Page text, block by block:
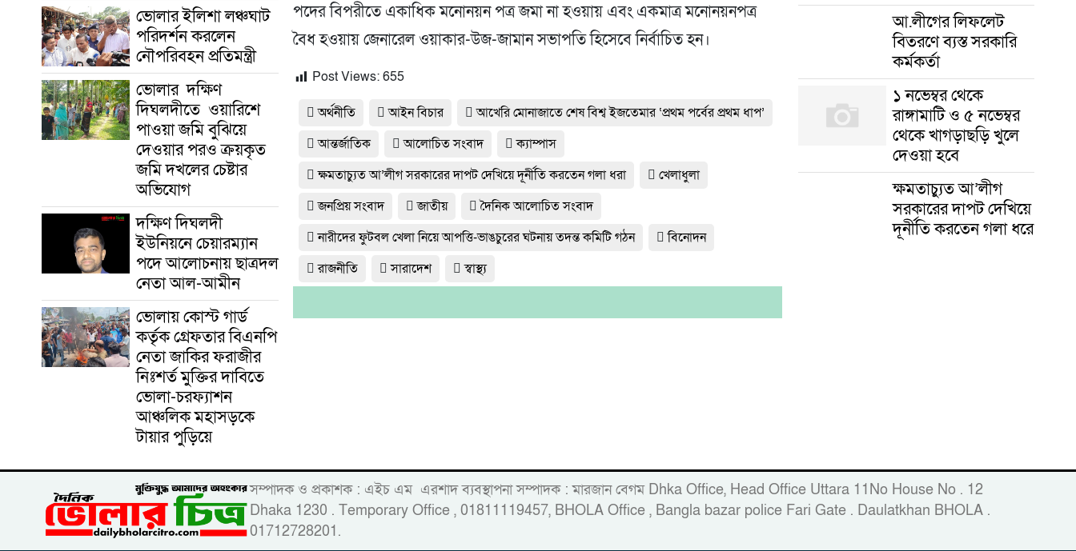
ভোলার ইলিশা লঞ্চঘাট
পরিদর্শন করলেন
নৌপরিবহন প্রতিমন্ত্রী
ভোলার দক্ষিণ
দিঘলদীতে ওয়ারিশে
পাওয়া জমি বুঝিয়ে
দেওয়ার পরও ক্রয়কৃত
জমি দখলের চেষ্টার
অভিযোগ
দক্ষিণ দিঘলদী
ইউনিয়নে চেয়ারম্যান
পদে আলোচনায় ছাত্রদল
নেতা আল-আমীন
ভোলায় কোস্ট গার্ড
কর্তৃক গ্রেফতার বিএনপি
নেতা জাকির ফরাজীর
নিঃশর্ত মুক্তির দাবিতে
ভোলা-চরফ্যাশন
আঞ্চলিক মহাসড়কে
টায়ার পুড়িয়ে
পদের বিপরীতে একাধিক মনোনয়ন পত্র জমা না হওয়ায় এবং একমাত্র মনোনয়নপত্র
বৈধ হওয়ায় জেনারেল ওয়াকার-উজ-জামান সভাপতি হিসেবে নির্বাচিত হন।
Post Views: 655
অর্থনীতি আইন বিচার
আখেরি মোনাজাতে শেষ বিশ্ব ইজতেমার ‘প্রথম পর্বের প্রথম ধাপ’
আন্তর্জাতিক
আলোচিত সংবাদ
ক্যাম্পাস
ক্ষমতাচ্যুত আ’লীগ সরকারের দাপট দেখিয়ে দূর্নীতি করতেন গলা ধরা
খেলাধুলা
জনপ্রিয় সংবাদ
জাতীয়
দৈনিক আলোচিত সংবাদ
নারীদের ফুটবল খেলা নিয়ে আপত্তি-ভাঙচুরের ঘটনায় তদন্ত কমিটি গঠন
বিনোদন
রাজনীতি
সারাদেশ স্বাস্থ্য
আ.লীগের লিফলেট
বিতরণে ব্যস্ত সরকারি
কর্মকর্তা
১ নভেম্বর থেকে
রাঙ্গামাটি ও ৫ নভেম্বর
থেকে খাগড়াছড়ি খুলে
দেওয়া হবে
ক্ষমতাচ্যুত আ’লীগ
সরকারের দাপট দেখিয়ে
দূর্নীতি করতেন গলা ধরে
সম্পাদক ও প্রকাশক : এইচ এম এরশাদ ব্যবস্থাপনা সম্পাদক : মারজান বেগম Dhka Office, Head Office Uttara 11No House No . 12
Dhaka 1230 . Temporary Office , 01811119457, BHOLA Office , Bangla bazar police Fari Gate . Daulatkhan BHOLA .
01712728201.